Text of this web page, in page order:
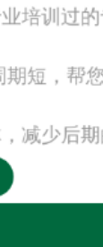
腐、防潮
培训过
短，帮
减少后
产加工
，成品
腐、防潮
培训过
期短，
墙体，